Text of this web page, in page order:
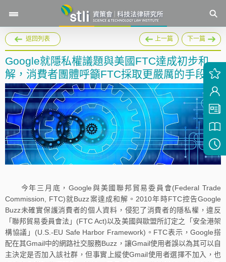
返回列表 上一篇 下一篇
Google就隱私權議題與美國FTC達成初步和
解，消費者團體呼籲FTC採取更嚴厲的手段
今年三月底，Google與美國聯邦貿易委員會(Federal Trade
Commission, FTC)就Buzz案達成和解。2010年時FTC控告Google
Buzz未確實保護消費者的個人資料，侵犯了消費者的隱私權，違反
「聯邦貿易委員會法」(FTC Act)以及美國與歐盟所訂定之「安全港架
構協議」(U.S.-EU Safe Harbor Framework)。FTC表示，Google搭
配在其Gmail中的網路社交服務Buzz，讓Gmail使用者誤以為其可以自
主決定是否加入該社群，但事實上縱使Gmail使用者選擇不加入，也